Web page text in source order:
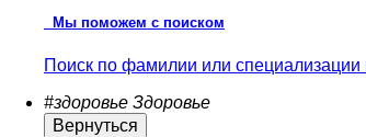
Мы поможем с поиском
Поиск по фамилии или специализации
#здоровье Здоровье
Вернуться